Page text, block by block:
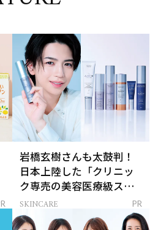
岩橋玄樹さんも太鼓判！
日本上陸した「クリニッ
ク専売の美容医療級スキ
ンケア」
SKINCARE PR